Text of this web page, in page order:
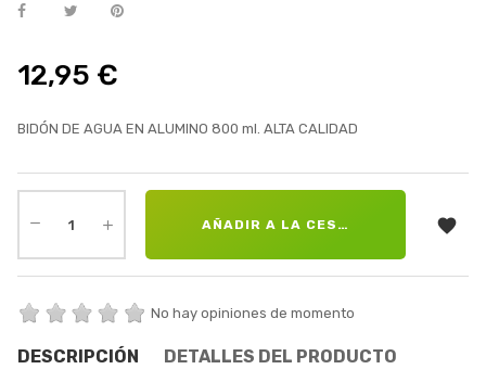
12,95 €
BIDÓN DE AGUA EN ALUMINO 800 ml. ALTA CALIDAD
AÑADIR A LA CESTA 
No hay opiniones de momento
DESCRIPCIÓN DETALLES DEL PRODUCTO